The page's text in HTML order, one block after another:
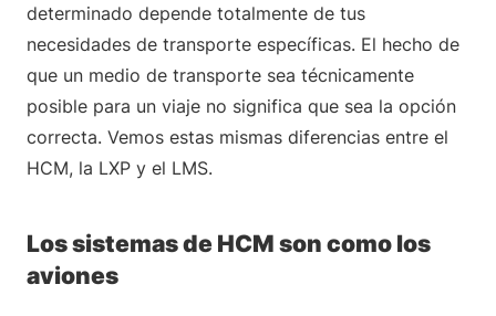
determinado depende totalmente de tus
necesidades de transporte específicas. El hecho de
que un medio de transporte sea técnicamente
posible para un viaje no significa que sea la opción
correcta. Vemos estas mismas diferencias entre el
HCM, la LXP y el LMS.
Los sistemas de HCM son como los
aviones